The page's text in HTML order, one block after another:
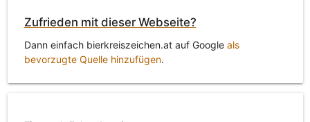
Zufrieden mit dieser Webseite?
Dann einfach bierkreiszeichen.at auf Google als
bevorzugte Quelle hinzufügen.